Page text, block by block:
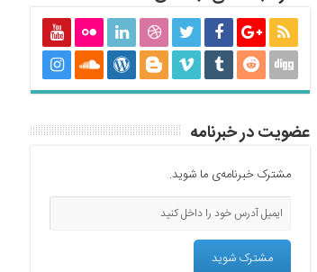
عضویت در خبرنامه
مشترک خبرنامه‌ی ما شوید.